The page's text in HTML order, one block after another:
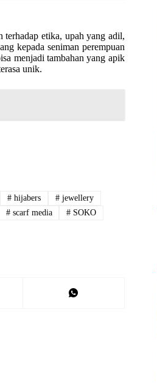
terhadap etika, upah yang adil,
kepada seniman perempuan
menjadi tambahan yang apik
unik.
# hijabers # jewellery
#scarf media # SOKO